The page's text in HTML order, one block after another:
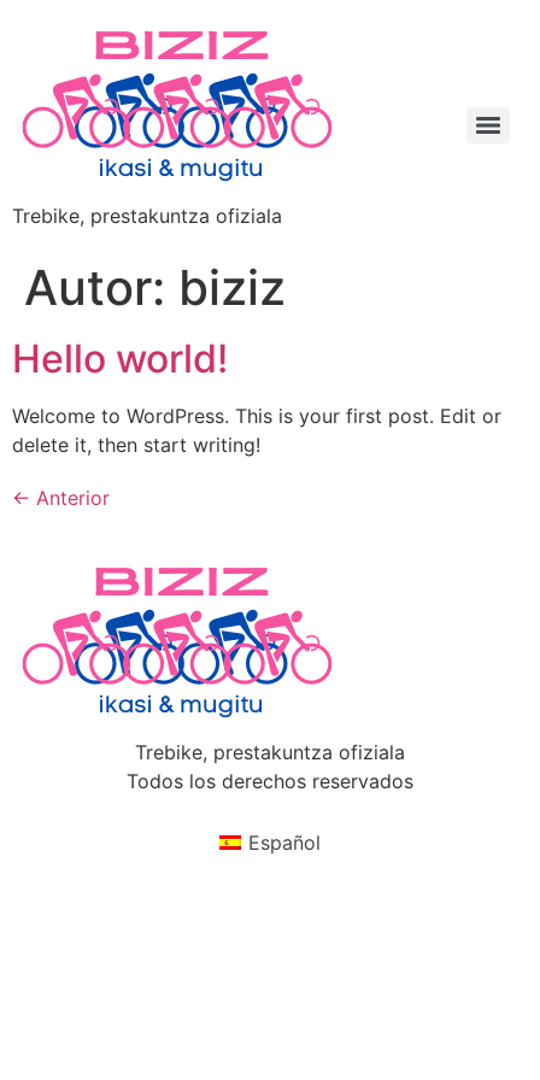
contenido
Trebike, prestakuntza ofiziala
Autor: biziz
Hello world!
Welcome to WordPress. This is your first post. Edit or
delete it, then start writing!
← Anterior
Trebike, prestakuntza ofiziala
Todos los derechos reservados
Español